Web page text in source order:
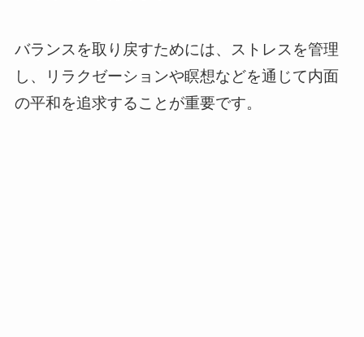
バランスを取り戻すためには、ストレスを管理
し、リラクゼーションや瞑想などを通じて内面
の平和を追求することが重要です。